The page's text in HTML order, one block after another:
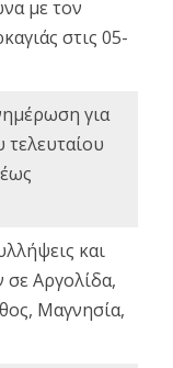
με τον
στις 05-
για
τελευταίου
και
σε Αργολίδα,
Μαγνησία,